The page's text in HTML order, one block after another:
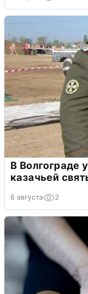
В Волгограде
казачьей
6 августа 2